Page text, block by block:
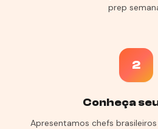
prep
2
Conheça
Apresentamos chefs